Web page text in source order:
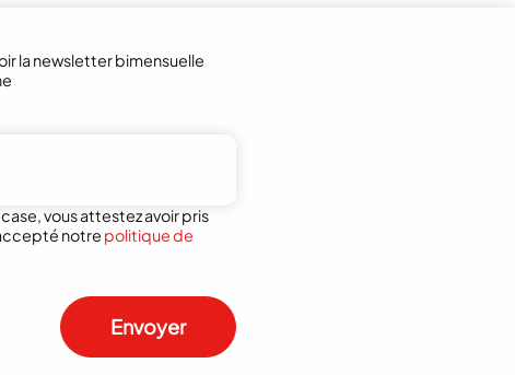
la newsletter bimensuelle
vous attestez avoir pris
notre politique de
Envoyer